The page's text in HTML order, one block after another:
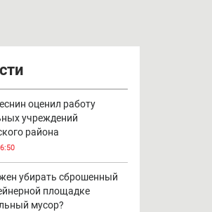
оценил работу
учреждений
района
убирать сброшенный
площадке
мусор?